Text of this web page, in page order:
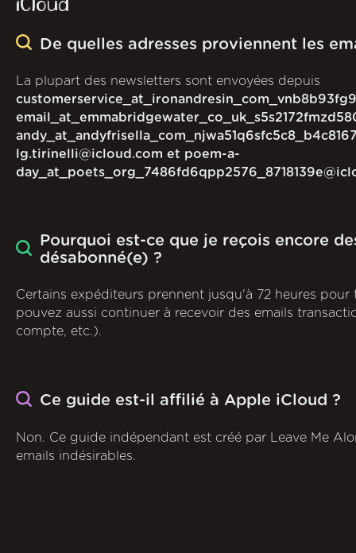
iCloud
De quelles adresses proviennent les
La plupart des newsletters sont envoyées depuis
lg.tirinelli@icloud.com et poem-a-
Pourquoi est-ce que je reçois encore
désabonné(e) ?
Certains expéditeurs prennent jusqu'à 72 heures pour
pouvez aussi continuer à recevoir des emails
compte, etc.).
Ce guide est-il affilié à Apple iCloud ?
Non. Ce guide indépendant est créé par Leave Me
emails indésirables.